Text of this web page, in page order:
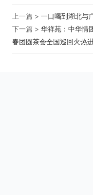
上一篇 > 一口喝到湖北与
下一篇 > 华祥苑：中华情
春团圆茶会全国巡回火热